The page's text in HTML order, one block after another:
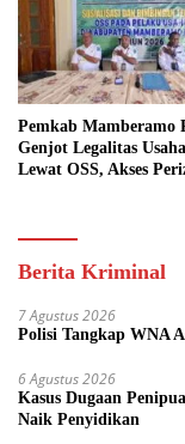
Pemkab Mamberamo
Genjot Legalitas
Lewat OSS, Akses
Berita Kriminal
7 Agustus 2026
Polisi Tangkap WNA
6 Agustus 2026
Kasus Dugaan
Naik Penyidikan